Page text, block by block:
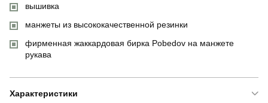
вышивка
манжеты из высококачественной резинки
фирменная жаккардовая бирка Pobedov на манжете
рукава
Характеристики